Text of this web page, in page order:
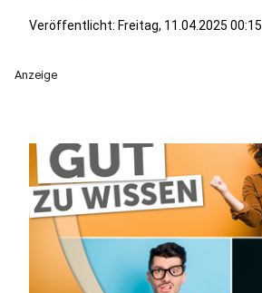
Veröffentlicht: Freitag, 11.04.2025 00:15
Anzeige